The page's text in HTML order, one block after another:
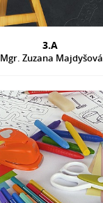
3.A
Mgr. Zuzana Majdyšová